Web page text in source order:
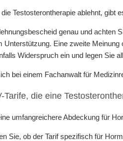
Testosterontherapie ablehnt, gibt
genau und achten
Unterstützung. Eine zweite
Widerspruch ein und legen Sie
bei einem Fachanwalt für
Tarife, die eine
umfangreichere Abdeckung für
Sie, ob der Tarif spezifisch für